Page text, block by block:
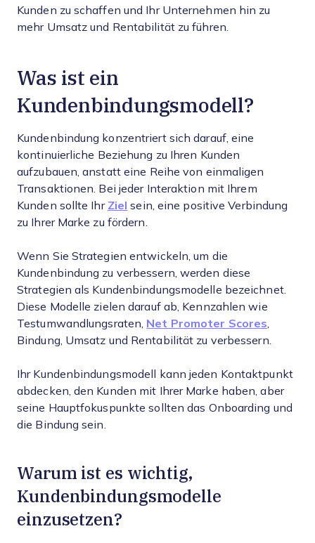
Kunden zu schaffen und Ihr Unternehmen hin zu
mehr Umsatz und Rentabilität zu führen.
Was ist ein
Kundenbindungsmodell?
Kundenbindung konzentriert sich darauf, eine
kontinuierliche Beziehung zu Ihren Kunden
aufzubauen, anstatt eine Reihe von einmaligen
Transaktionen. Bei jeder Interaktion mit Ihrem
Kunden sollte Ihr Ziel sein, eine positive Verbindung
zu Ihrer Marke zu fördern.
Wenn Sie Strategien entwickeln, um die
Kundenbindung zu verbessern, werden diese
Strategien als Kundenbindungsmodelle bezeichnet.
Diese Modelle zielen darauf ab, Kennzahlen wie
Testumwandlungsraten, Net Promoter Scores
Bindung, Umsatz und Rentabilität zu verbessern.
Ihr Kundenbindungsmodell kann jeden Kontaktpunkt
abdecken, den Kunden mit Ihrer Marke haben, aber
seine Hauptfokuspunkte sollten das Onboarding und
die Bindung sein.
Warum ist es wichtig,
Kundenbindungsmodelle
einzusetzen?